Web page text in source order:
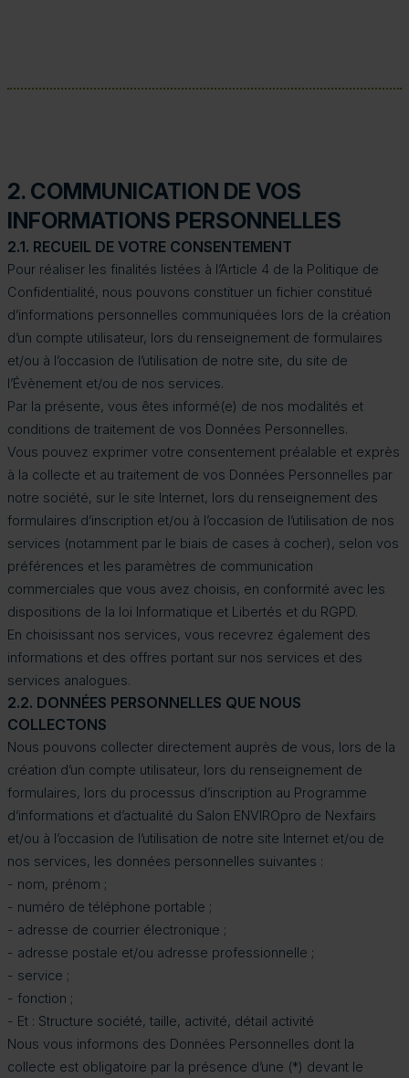
2. COMMUNICATION DE VOS
INFORMATIONS PERSONNELLES
2.1. RECUEIL DE VOTRE CONSENTEMENT
Pour réaliser les finalités listées à l’Article 4 de la Politique de
Confidentialité, nous pouvons constituer un fichier constitué
d’informations personnelles communiquées lors de la création
d’un compte utilisateur, lors du renseignement de formulaires
et/ou à l’occasion de l’utilisation de notre site, du site de
l’Évènement et/ou de nos services.
Par la présente, vous êtes informé(e) de nos modalités et
conditions de traitement de vos Données Personnelles.
Vous pouvez exprimer votre consentement préalable et exprès
à la collecte et au traitement de vos Données Personnelles par
notre société, sur le site Internet, lors du renseignement des
formulaires d’inscription et/ou à l’occasion de l’utilisation de nos
services (notamment par le biais de cases à cocher), selon vos
préférences et les paramètres de communication
commerciales que vous avez choisis, en conformité avec les
dispositions de la loi Informatique et Libertés et du RGPD.
En choisissant nos services, vous recevrez également des
informations et des offres portant sur nos services et des
services analogues.
2.2. DONNÉES PERSONNELLES QUE NOUS
COLLECTONS
Nous pouvons collecter directement auprès de vous, lors de la
création d’un compte utilisateur, lors du renseignement de
formulaires, lors du processus d’inscription au Programme
d’informations et d’actualité du Salon ENVIROpro de Nexfairs
et/ou à l’occasion de l’utilisation de notre site Internet et/ou de
nos services, les données personnelles suivantes :
- nom, prénom ;
- numéro de téléphone portable ;
- adresse de courrier électronique ;
- adresse postale et/ou adresse professionnelle ;
- service ;
- fonction ;
- Et : Structure société, taille, activité, détail activité
Nous vous informons des Données Personnelles dont la
collecte est obligatoire par la présence d’une (*) devant le